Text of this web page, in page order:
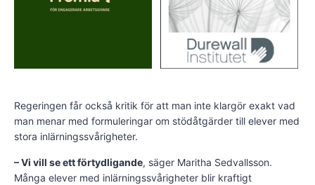
Regeringen får också kritik för att man inte klargör exakt vad
man menar med formuleringar om stödåtgärder till elever med
stora inlärningssvårigheter.
– Vi vill se ett förtydligande, säger Maritha Sedvallsson.
Många elever med inlärningssvårigheter blir kraftigt